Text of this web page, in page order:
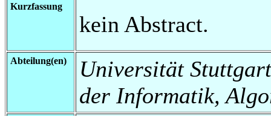
Kurzfassung
kein Abstract.
Abteilung(en)
Universität
der Informatik,